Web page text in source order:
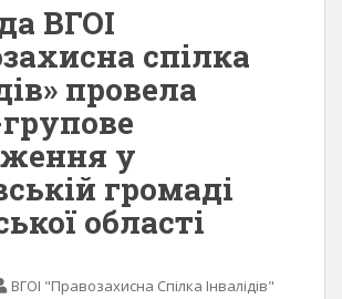
ВГОI
спілка
провела
у
громаді
області
ВГОІ "Правозахисна Спілка Інвалідів"